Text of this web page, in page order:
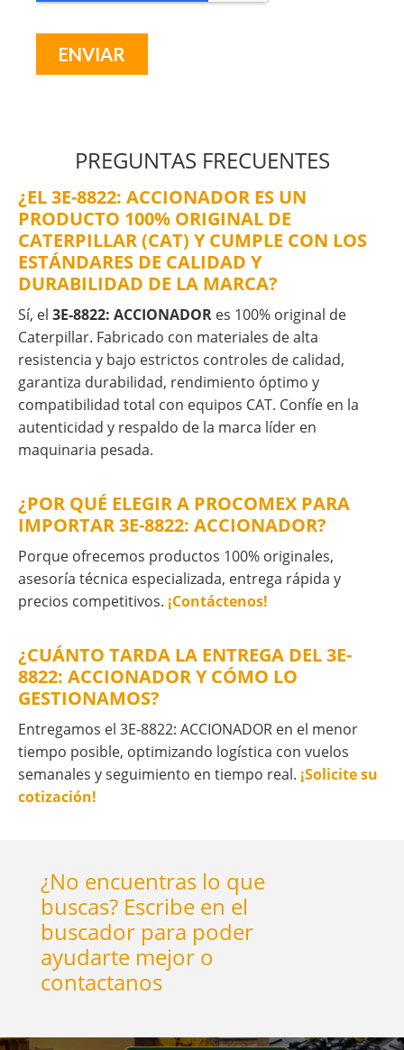
PREGUNTAS FRECUENTES
¿EL 3E-8822: ACCIONADOR ES UN
PRODUCTO 100% ORIGINAL DE
CATERPILLAR (CAT) Y CUMPLE CON LOS
ESTÁNDARES DE CALIDAD Y
DURABILIDAD DE LA MARCA?
Sí, el 3E-8822: ACCIONADOR es 100% original de
Caterpillar. Fabricado con materiales de alta
resistencia y bajo estrictos controles de calidad,
garantiza durabilidad, rendimiento óptimo y
compatibilidad total con equipos CAT. Confíe en la
autenticidad y respaldo de la marca líder en
maquinaria pesada.
¿POR QUÉ ELEGIR A PROCOMEX PARA
IMPORTAR 3E-8822: ACCIONADOR?
Porque ofrecemos productos 100% originales,
asesoría técnica especializada, entrega rápida y
precios competitivos. ¡Contáctenos!
¿CUÁNTO TARDA LA ENTREGA DEL 3E-
8822: ACCIONADOR Y CÓMO LO
GESTIONAMOS?
Entregamos el 3E-8822: ACCIONADOR en el menor
tiempo posible, optimizando logística con vuelos
semanales y seguimiento en tiempo real. ¡Solicite su
cotización!
¿No encuentras lo que
buscas? Escribe en el
buscador para poder
ayudarte mejor o
contactanos